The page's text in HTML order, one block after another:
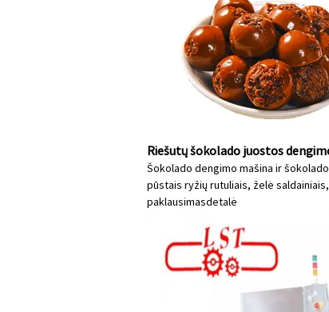
Riešutų šokolado juostos
Šokolado dengimo mašina ir
pūstais ryžių rutuliais, želė
paklausimasdetalė